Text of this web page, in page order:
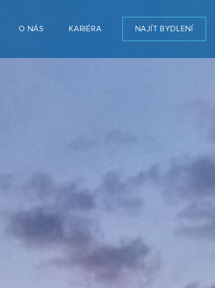
O NÁS KARIÉRA NAJÍT BYDLENÍ